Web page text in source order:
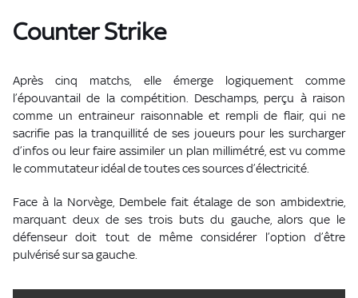
Counter Strike
Après cinq matchs, elle émerge logiquement comme
l’épouvantail de la compétition. Deschamps, perçu à raison
comme un entraineur raisonnable et rempli de flair, qui ne
sacrifie pas la tranquillité de ses joueurs pour les surcharger
d’infos ou leur faire assimiler un plan millimétré, est vu comme
le commutateur idéal de toutes ces sources d’électricité.
Face à la Norvège, Dembele fait étalage de son ambidextrie,
marquant deux de ses trois buts du gauche, alors que le
défenseur doit tout de même considérer l’option d’être
pulvérisé sur sa gauche.